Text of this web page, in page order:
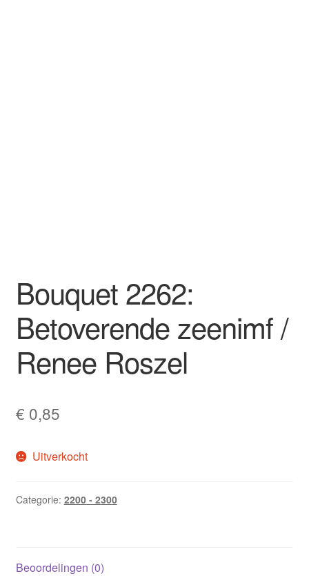
Bouquet 2262:
Betoverende zeenimf /
Renee Roszel
€ 0,85
Uitverkocht
Categorie: 2200 - 2300
Beoordelingen (0)